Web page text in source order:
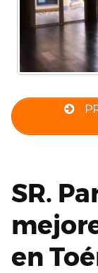
SR.
en